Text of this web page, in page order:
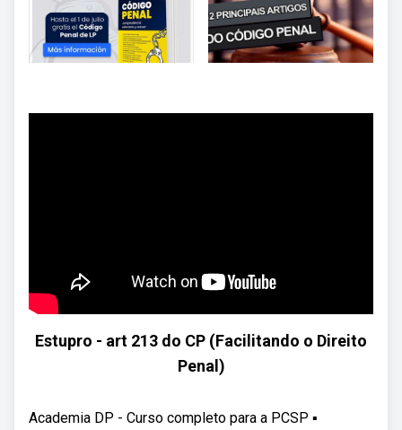
Estupro - art 213 do CP (Facilitando o Direito
Penal)
Academia DP - Curso completo para a PCSP ▪️